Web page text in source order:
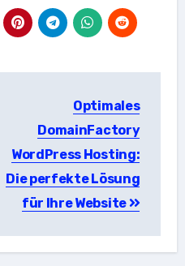
Optimales
DomainFactory
WordPress Hosting:
Die perfekte Lösung
für Ihre Website